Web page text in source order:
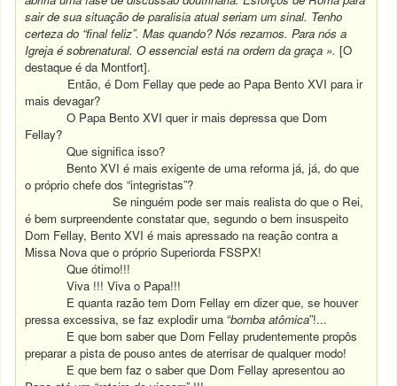
sair de sua situação de paralisia atual seriam um sinal. Tenho
certeza do “final feliz”. Mas quando? Nós rezamos. Para nós a
Igreja é sobrenatural. O essencial está na ordem da graça ». [O
destaque é da Montfort].
Então, é Dom Fellay que pede ao Papa Bento XVI para ir
mais devagar?
O Papa Bento XVI quer ir mais depressa que Dom
Fellay?
Que significa isso?
Bento XVI é mais exigente de uma reforma já, já, do que
o próprio chefe dos “integristas”?
Se ninguém pode ser mais realista do que o Rei,
é bem surpreendente constatar que, segundo o bem insuspeito
Dom Fellay, Bento XVI é mais apressado na reação contra a
Missa Nova que o próprio Superiorda FSSPX!
Que ótimo!!!
Viva !!! Viva o Papa!!!
E quanta razão tem Dom Fellay em dizer que, se houver
pressa excessiva, se faz explodir uma “bomba atômica”!...
E que bom saber que Dom Fellay prudentemente propôs
preparar a pista de pouso antes de aterrisar de qualquer modo!
E que bem faz o saber que Dom Fellay apresentou ao